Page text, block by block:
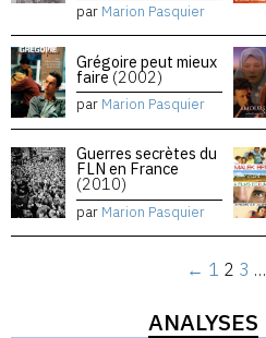
par Marion Pasquier
Grégoire peut mieux
faire(2002)
par Marion Pasquier
Guerres secrètes du
FLN en France
(2010)
par Marion Pasquier
← 1 2 3 …
ANALYSES